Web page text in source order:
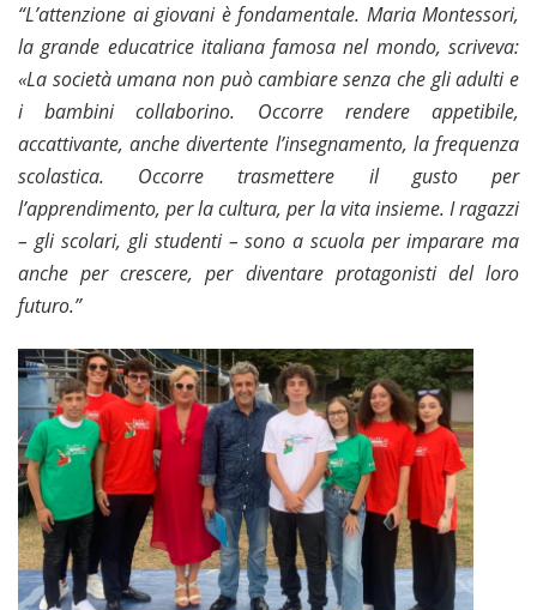
“L’attenzione ai giovani è fondamentale. Maria Montessori,
la grande educatrice italiana famosa nel mondo, scriveva:
«La società umana non può cambiare senza che gli adulti e
i bambini collaborino. Occorre rendere appetibile,
accattivante, anche divertente l’insegnamento, la frequenza
scolastica. Occorre trasmettere il gusto per
l’apprendimento, per la cultura, per la vita insieme. I ragazzi
– gli scolari, gli studenti – sono a scuola per imparare ma
anche per crescere, per diventare protagonisti del loro
futuro.”